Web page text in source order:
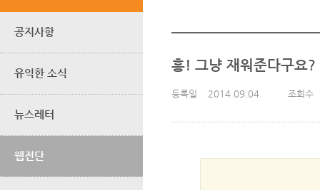
공지사항
유익한 소식
뉴스레터
웹전단
흥! 그냥 재워준다구요?
등록일 2014.09.04 조회수